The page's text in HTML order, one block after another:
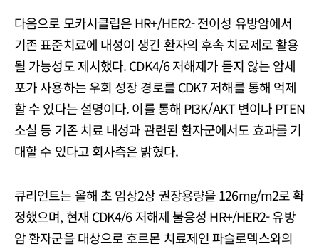
다음으로 모카시클립은 HR+/HER2- 전이성 유방암에서
기존 표준치료에 내성이 생긴 환자의 후속 치료제로 활용
될 가능성도 제시했다. CDK4/6 저해제가 듣지 않는 암세
포가 사용하는 우회 성장 경로를 CDK7 저해를 통해 억제
할 수 있다는 설명이다. 이를 통해 PI3K/AKT 변이나 PTEN
소실 등 기존 치료 내성과 관련된 환자군에서도 효과를 기
대할 수 있다고 회사측은 밝혔다.
큐리언트는 올해 초 임상2상 권장용량을 126mg/m2로 확
정했으며, 현재 CDK4/6 저해제 불응성 HR+/HER2- 유방
암 환자군을 대상으로 호르몬 치료제인 파슬로덱스와의